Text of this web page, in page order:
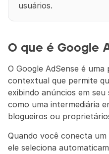
usuários.
O que é Google
O Google AdSense é
contextual que permite
exibindo anúncios em
como uma intermediária
blogueiros ou
Quando você conecta um
ele seleciona